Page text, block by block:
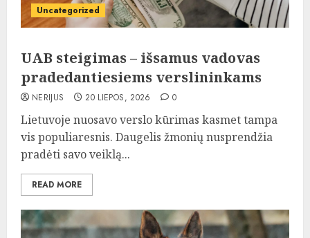
Uncategorized
UAB steigimas – išsamus vadovas
pradedantiesiems verslininkams
NERIJUS 20 LIEPOS, 2026 0
Lietuvoje nuosavo verslo kūrimas kasmet tampa
vis populiaresnis. Daugelis žmonių nusprendžia
pradėti savo veiklą...
READ MORE